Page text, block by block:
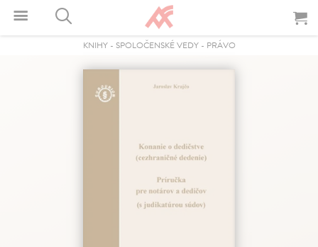
KNIHY- SPOLOČENSKÉ VEDY- PRÁVO